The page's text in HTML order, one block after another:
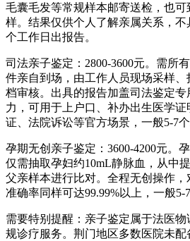
毛囊毛发等常规样本邮寄送检，也
样。结果仅供个人了解亲属关系，
个工作日出报告。
司法亲子鉴定：2800-3600元。需所
件亲自到场，由工作人员现场采样
档审核。出具的报告加盖司法鉴定
力，可用于上户口、补办出生医学
证、法院诉讼等官方场景，一般5-7个
孕期无创亲子鉴定：3600-4200元。
仅需抽取孕妇约10mL静脉血，从中
父亲样本进行比对。全程无创操作，
准确率同样可达99.99%以上，一般5-
需要特别提醒：亲子鉴定属于法医
规诊疗服务。荆门地区多数医院未配